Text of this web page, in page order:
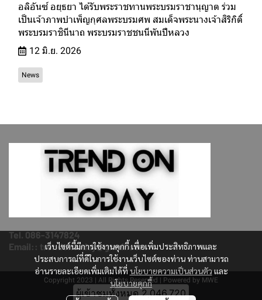
อลิอันซ์ อยุธยา ได้รับพระราชทานพระบรมราชานุญาต ร่วม
เป็นเจ้าภาพบำเพ็ญกุศลพระบรมศพ สมเด็จพระนางเจ้าสิริกิติ์
พระบรมราชินีนาถ พระบรมราชชนนีพันปีหลวง
12 มิ.ย. 2026
News
เว็บไซต์นี้มีการใช้งานคุกกี้ เพื่อเพิ่มประสิทธิภาพและ
ประสบการณ์ที่ดีในการใช้งานเว็บไซต์ของท่าน ท่านสามารถ
อ่านรายละเอียดเพิ่มเติมได้ที่ นโยบายความเป็นส่วนตัว และ
นโยบายคุกกี้
Tel. 086-3147824
Email:: trendontoday@gmail.com
Copyright 2023 | All Rights Reserved | Powered by MWE
ผู้เข้าชมวันนี้2,653